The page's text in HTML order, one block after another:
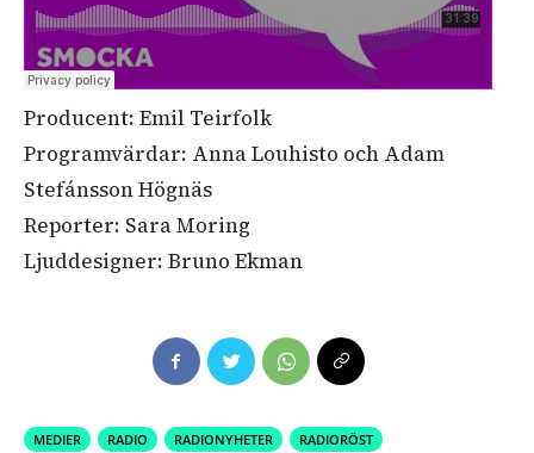
Producent: Emil Teirfolk
Programvärdar: Anna Louhisto och Adam
Stefánsson Högnäs
Reporter: Sara Moring
Ljuddesigner: Bruno Ekman
MEDIER RADIO RADIONYHETER RADIORÖST